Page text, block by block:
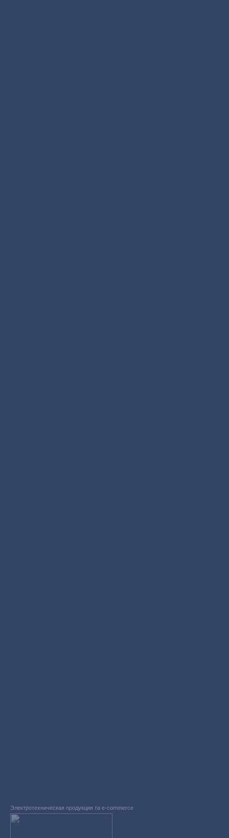
Электротехническая продукция та e-commerce